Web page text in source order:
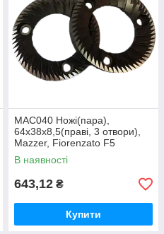
MAC040 Ножі(пара),
64x38x8,5(праві, 3 отвори),
Mazzer, Fiorenzato F5
В наявності
643,12 ₴
Купити